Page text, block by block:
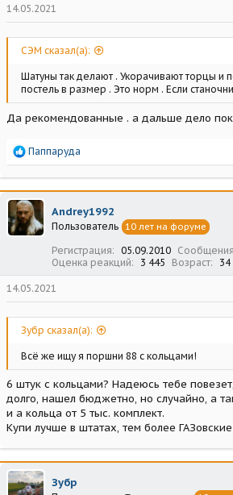
14.05.2021
СЭМ сказал(а):
Шатуны так делают . Укорачивают торцы и
постель в размер . Это норм . Если
Да рекомендованные . а дальше дело
Р
а
к
ц
и
и
Паппаруда
Andrey1992
Пользователь 10 лет на форуме
Регистрация 05.09.2010 Сообщения
Оценка реакций
3 445 Возраст 34
14.05.2021
Зубр сказал(а):
Всё же ищу я поршни 88 с кольцами!
6 штук с кольцами? Надеюсь тебе
долго, нашел бюджетно, но случайно, а
и а кольца от 5 тыс. комплект.
Купи лучше в штатах, тем более
Зубр